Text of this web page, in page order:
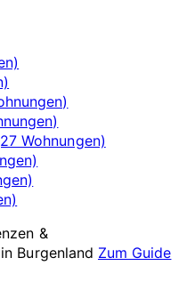
Wohnungen)
&
Burgenland Zum Guide